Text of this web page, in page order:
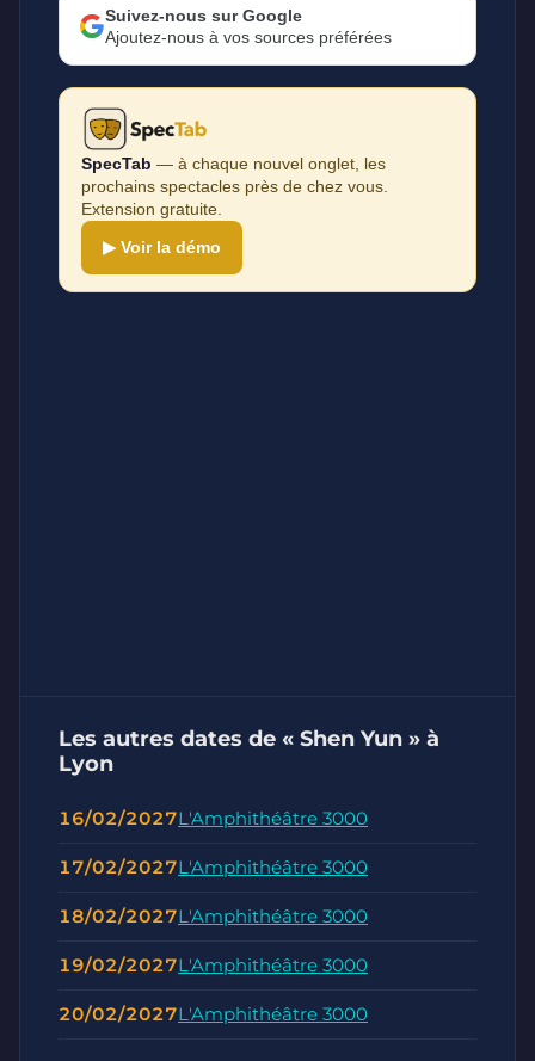
Suivez-nous sur Google
Ajoutez-nous à vos sources préférées
SpecTab — à chaque nouvel onglet, les
prochains spectacles près de chez vous.
Extension gratuite.
▶ Voir la démo
Les autres dates de « Shen Yun » à
Lyon
16/02/2027L'Amphithéâtre 3000
17/02/2027L'Amphithéâtre 3000
18/02/2027L'Amphithéâtre 3000
19/02/2027L'Amphithéâtre 3000
20/02/2027L'Amphithéâtre 3000